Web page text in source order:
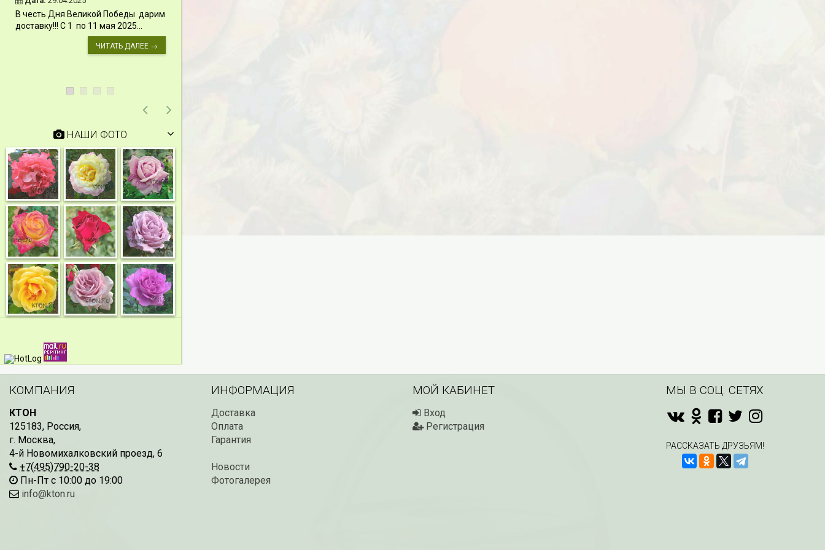
В честь Дня Великой Победы дарим
доставку!!! С 1 по 11 мая 2025...
ЧИТАТЬ ДАЛЕЕ →
НАШИ ФОТО
КОМПАНИЯ
КТОН
125183, Россия,
г. Москва,
4-й Новомихалковский проезд, 6
+7(495)790-20-38
Пн-Пт с 10:00 до 19:00
info@kton.ru
ИНФОРМАЦИЯ
Доставка
Оплата
Гарантия
Новости
Фотогалерея
МОЙ КАБИНЕТ
Вход
Регистрация
МЫ В СОЦ. СЕТЯХ
РАССКАЗАТЬ ДРУЗЬЯМ!